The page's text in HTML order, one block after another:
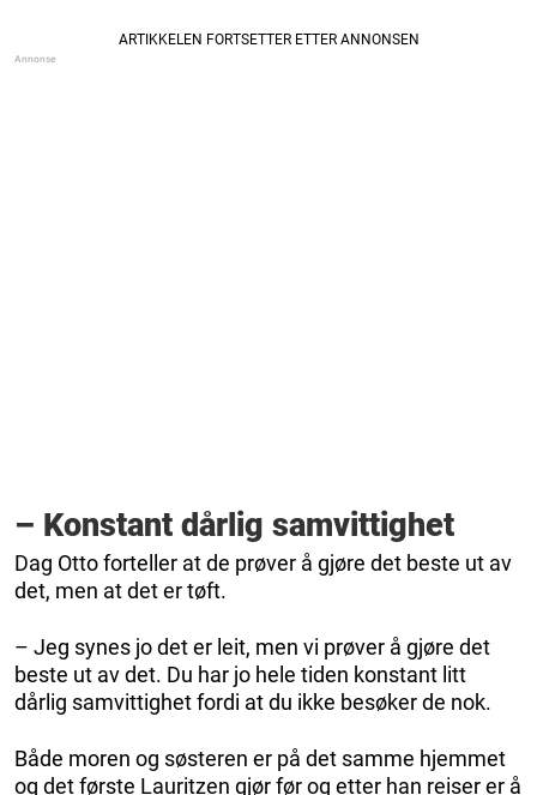
– Konstant dårlig samvittighet
Dag Otto forteller at de prøver å gjøre det beste ut av
det, men at det er tøft.
– Jeg synes jo det er leit, men vi prøver å gjøre det
beste ut av det. Du har jo hele tiden konstant litt
dårlig samvittighet fordi at du ikke besøker de nok.
Både moren og søsteren er på det samme hjemmet
og det første Lauritzen gjør før og etter han reiser er å